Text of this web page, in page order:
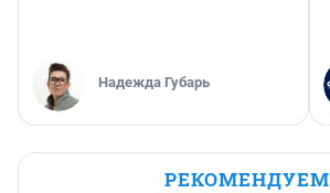
Надежда Губарь
РЕКОМЕНДУЕМ